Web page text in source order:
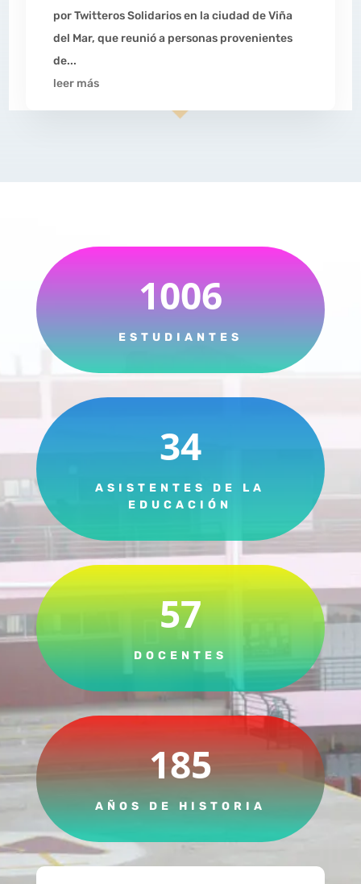
por Twitteros Solidarios en la ciudad de Viña
del Mar, que reunió a personas provenientes
de...
leer más
1006
ESTUDIANTES
34
ASISTENTES DE LA
EDUCACIÓN
57
DOCENTES
185
AÑOS DE HISTORIA